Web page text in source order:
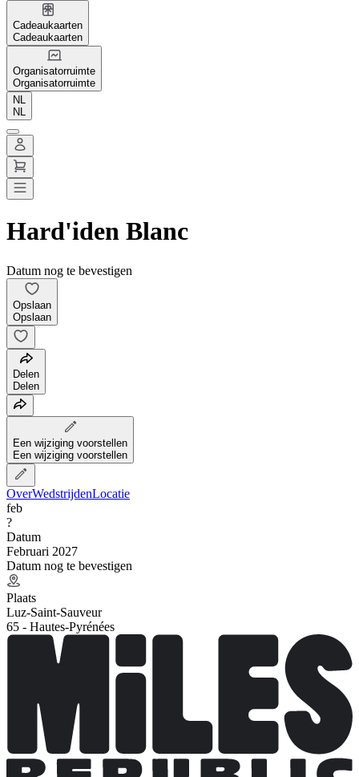
Cadeaukaarten
Cadeaukaarten
Organisatorruimte
Organisatorruimte
NL
NL
Hard'iden Blanc
Datum nog te bevestigen
Opslaan
Opslaan
Delen
Delen
Een wijziging voorstellen
Een wijziging voorstellen
OverWedstrijdenLocatie
feb
?
Datum
Februari 2027
Datum nog te bevestigen
Plaats
Luz-Saint-Sauveur
65 - Hautes-Pyrénées